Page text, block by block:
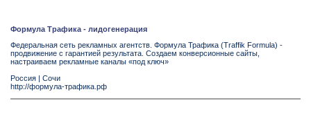
Формула Трафика - лидогенерация
Федеральная сеть рекламных агентств. Формула Трафика (Traffik Formula) -
продвижение с гарантией результата. Создаем конверсионные сайты,
настраиваем рекламные каналы «под ключ»
Россия | Сочи
http://формула-трафика.рф